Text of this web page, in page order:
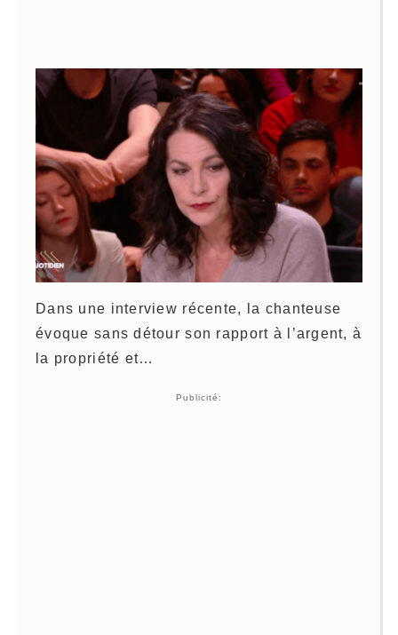
Dans une interview récente, la chanteuse
évoque sans détour son rapport à l’argent, à
la propriété et…
Publicité: